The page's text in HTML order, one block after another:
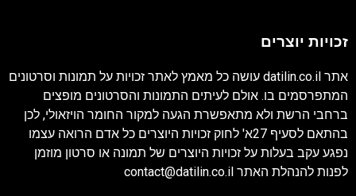
זכויות יוצרים
אתר datilin.co.il עושה כל מאמץ לאתר זכויות על תמונות וסרטונים
המתפרסמים בו. אולם לעיתים התמונות והסרטונים מופצים
ברחבי הרשת ולא מתאפשרת הגעה למקור החומר הויזאולי, לכן
בהתאם לסעיף 27א' לחוק זכויות היוצרים כל אדם הרואה עצמו
נפגע עקב בעלות על זכויות היוצרים של תמונה או סרטון מוזמן
לפנות להנהלת האתר contact@datilin.co.il